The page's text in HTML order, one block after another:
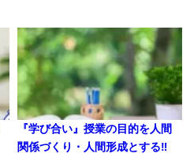
『学び合い』授業の目的を人間
関係づくり・人間形成とする‼